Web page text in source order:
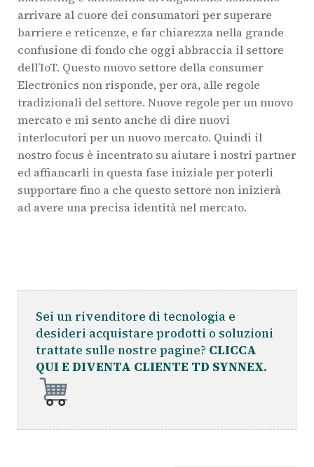
arrivare al cuore dei consumatori per superare
barriere e reticenze, e far chiarezza nella grande
confusione di fondo che oggi abbraccia il settore
dell’IoT. Questo nuovo settore della consumer
Electronics non risponde, per ora, alle regole
tradizionali del settore. Nuove regole per un nuovo
mercato e mi sento anche di dire nuovi
interlocutori per un nuovo mercato. Quindi il
nostro focus è incentrato su aiutare i nostri partner
ed affiancarli in questa fase iniziale per poterli
supportare fino a che questo settore non inizierà
ad avere una precisa identità nel mercato.
Sei un rivenditore di tecnologia e
desideri acquistare prodotti o soluzioni
trattate sulle nostre pagine? CLICCA
QUI E DIVENTA CLIENTE TD SYNNEX.